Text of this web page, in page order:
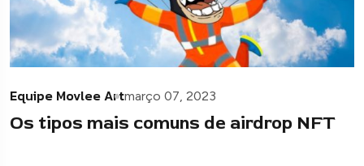
Equipe Movlee Artmarço 07, 2023
Os tipos mais comuns de airdrop NFT